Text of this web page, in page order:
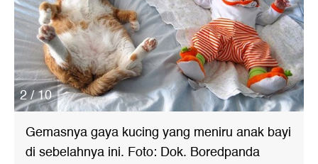
2 / 10
Gemasnya gaya kucing yang meniru anak bayi
di sebelahnya ini. Foto: Dok. Boredpanda